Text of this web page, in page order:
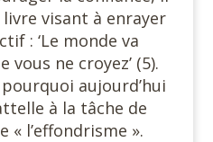
visant à enrayer
: ‘Le monde va
vous ne croyez’ (5).
aujourd’hui
à la tâche de
« l’effondrisme ».